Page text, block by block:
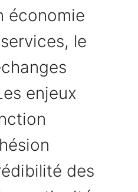
économie
le
enjeux
des